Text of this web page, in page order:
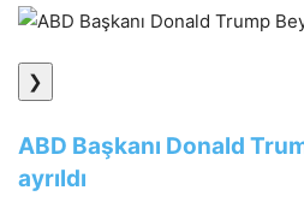
❯
ABD Başkanı Donald
ayrıldı